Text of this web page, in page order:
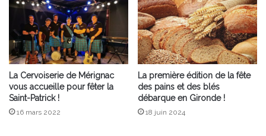
La Cervoiserie de Mérignac
vous accueille pour fêter la
Saint-Patrick !
16 mars 2022
La première édition de la fête
des pains et des blés
débarque en Gironde !
18 juin 2024